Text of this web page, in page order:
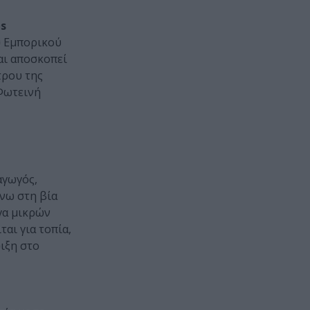
Εμπορικού
αποσκοπεί
της
στη βία
μικρών
για τοπία,
στο